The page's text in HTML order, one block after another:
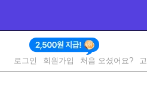
로그인 회원가입 처음 오셨어요?